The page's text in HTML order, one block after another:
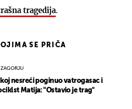
tragedija.
SE PRIČA
nesreći poginuo vatrogasac i
Matija: "Ostavio je trag"